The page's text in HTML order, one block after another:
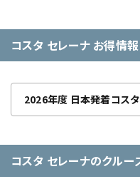
コスタ セレーナ お得情報
2026年度 日本発着コス
コスタ セレーナのクルー